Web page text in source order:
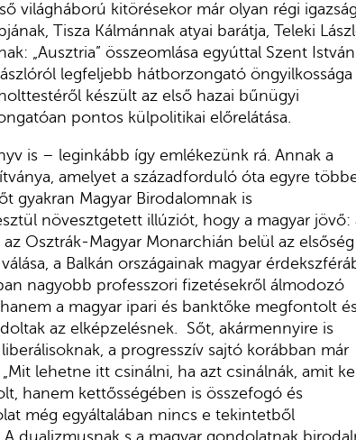
világháború kitörésekor már olyan régi
Tisza Kálmánnak atyai barátja, Teleki
„Ausztria” összeomlása egyúttal Szent István
legfeljebb hátborzongató öngyilkossága
készült az első hazai bűnügyi
pontos külpolitikai előrelátása.
is – leginkább így emlékezünk rá. Annak a
amelyet a századforduló óta egyre
gyakran Magyar Birodalomnak is
növesztgetett illúziót, hogy a magyar jövő:
Osztrák-Magyar Monarchián belül az elsőség
a Balkán országainak magyar
nagyobb professzori fizetésekről álmodozó
a magyar ipari és banktőke megfontolt
az elképzelésnek. Sőt, akármennyire is
a progresszív sajtó korábban már
lehetne itt csinálni, ha azt csinálnák, amit
hanem kettősségében is összefogó és
még egyáltalában nincs e tekintetből
dualizmusnak s a magyar gondolatnak